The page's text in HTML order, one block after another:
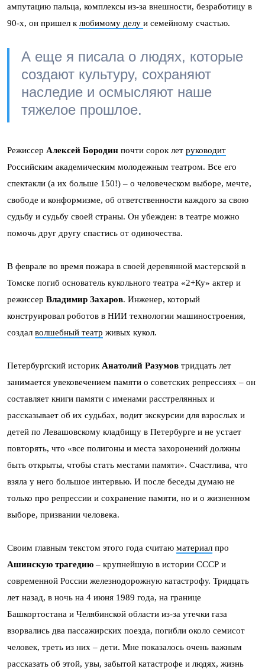
ампутацию пальца, комплексы из-за внешности, безработицу в
90-х, он пришел к любимому делу и семейному счастью.
А еще я писала о людях, которые
создают культуру, сохраняют
наследие и осмысляют наше
тяжелое прошлое.
Режиссер Алексей Бородин почти сорок лет руководит
Российским академическим молодежным театром. Все его
спектакли (а их больше 150!) – о человеческом выборе, мечте,
свободе и конформизме, об ответственности каждого за свою
судьбу и судьбу своей страны. Он убежден: в театре можно
помочь друг другу спастись от одиночества.
В феврале во время пожара в своей деревянной мастерской в
Томске погиб основатель кукольного театра «2+Ку» актер и
режиссер Владимир Захаров. Инженер, который
конструировал роботов в НИИ технологии машиностроения,
создал волшебный театр живых кукол.
Петербургский историк Анатолий Разумов тридцать лет
занимается увековечением памяти о советских репрессиях – он
составляет книги памяти с именами расстрелянных и
рассказывает об их судьбах, водит экскурсии для взрослых и
детей по Левашовскому кладбищу в Петербурге и не устает
повторять, что «все полигоны и места захоронений должны
быть открыты, чтобы стать местами памяти». Счастлива, что
взяла у него большое интервью. И после беседы думаю не
только про репрессии и сохранение памяти, но и о жизненном
выборе, призвании человека.
Своим главным текстом этого года считаю материал про
Ашинскую трагедию – крупнейшую в истории СССР и
современной России железнодорожную катастрофу. Тридцать
лет назад, в ночь на 4 июня 1989 года, на границе
Башкортостана и Челябинской области из-за утечки газа
взорвались два пассажирских поезда, погибли около семисот
человек, треть из них – дети. Мне показалось очень важным
рассказать об этой, увы, забытой катастрофе и людях, жизнь